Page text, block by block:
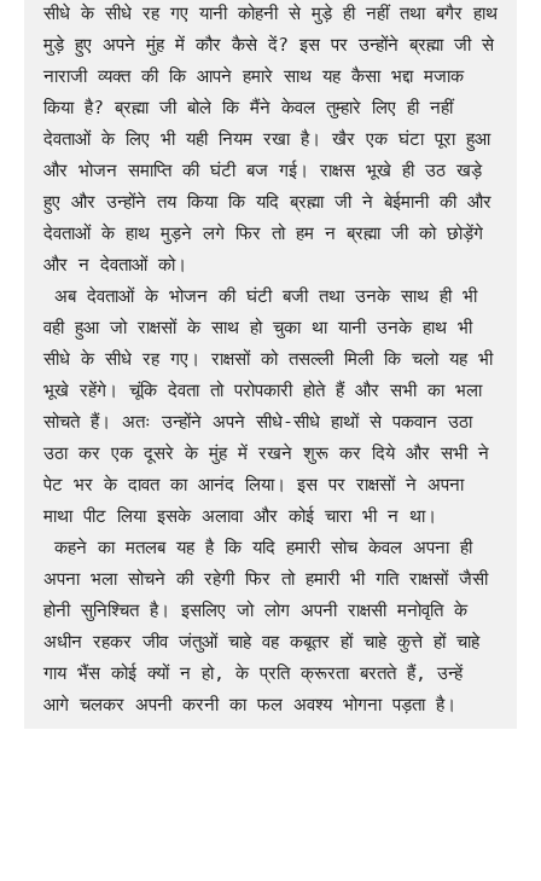
सीधे के सीधे रह गए यानी कोहनी से मुड़े ही नहीं तथा बगैर हाथ
मुड़े हुए अपने मुंह में कौर कैसे दें? इस पर उन्होंने ब्रह्मा जी से
नाराजी व्यक्त की कि आपने हमारे साथ यह कैसा भद्दा मजाक
किया है? ब्रह्मा जी बोले कि मैंने केवल तुम्हारे लिए ही नहीं
देवताओं के लिए भी यही नियम रखा है। खैर एक घंटा पूरा हुआ
और भोजन समाप्ति की घंटी बज गई। राक्षस भूखे ही उठ खड़े
हुए और उन्होंने तय किया कि यदि ब्रह्मा जी ने बेईमानी की और
देवताओं के हाथ मुड़ने लगे फिर तो हम न ब्रह्मा जी को छोड़ेंगे
और न देवताओं को।
वही हुआ जो राक्षसों के साथ हो चुका था यानी उनके हाथ भी
सीधे के सीधे रह गए। राक्षसों को तसल्ली मिली कि चलो यह भी
भूखे रहेंगे। चूंकि देवता तो परोपकारी होते हैं और सभी का भला
सोचते हैं। अतः उन्होंने अपने सीधे-सीधे हाथों से पकवान उठा
उठा कर एक दूसरे के मुंह में रखने शुरू कर दिये और सभी ने
पेट भर के दावत का आनंद लिया। इस पर राक्षसों ने अपना
माथा पीट लिया इसके अलावा और कोई चारा भी न था।
कहने का मतलब यह है कि यदि हमारी सोच केवल अपना ही
अपना भला सोचने की रहेगी फिर तो हमारी भी गति राक्षसों जैसी
होनी सुनिश्चित है। इसलिए जो लोग अपनी राक्षसी मनोवृति के
अधीन रहकर जीव जंतुओं चाहे वह कबूतर हों चाहे कुत्ते हों चाहे
गाय भैंस कोई क्यों न हो, के प्रति क्रूरता बरतते हैं, उन्हें
आगे चलकर अपनी करनी का फल अवश्य भोगना पड़ता है।